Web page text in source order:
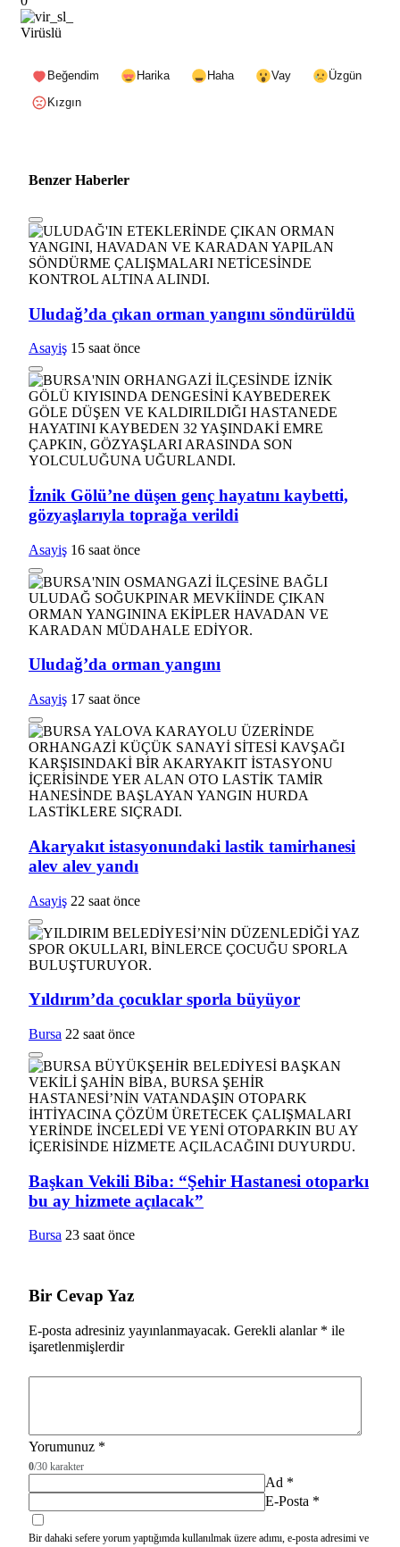
Virüslü
Beğendim Harika Haha Vay
Üzgün
Kızgın
Benzer Haberler
Uludağ’da çıkan orman yangını söndürüldü
Asayiş 15 saat önce
İznik Gölü’ne düşen genç hayatını kaybetti,
gözyaşlarıyla toprağa verildi
Asayiş 16 saat önce
Uludağ’da orman yangını
Asayiş 17 saat önce
Akaryakıt istasyonundaki lastik tamirhanesi
alev alev yandı
Asayiş 22 saat önce
Yıldırım’da çocuklar sporla büyüyor
Bursa 22 saat önce
Başkan Vekili Biba: “Şehir Hastanesi otoparkı
bu ay hizmete açılacak”
Bursa 23 saat önce
Bir Cevap Yaz
E-posta adresiniz yayınlanmayacak. Gerekli alanlar * ile
işaretlenmişlerdir
Yorumunuz *
0/30 karakter
Ad *
E-Posta *
Bir dahaki sefere yorum yaptığımda kullanılmak üzere adımı, e-posta adresimi ve